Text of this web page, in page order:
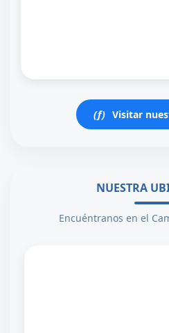
(f) Visitar
NUESTRA
Encuéntranos en el